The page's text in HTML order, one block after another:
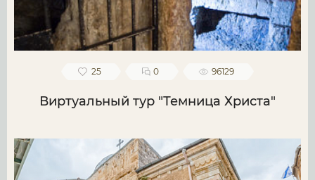
25 0 96129
Виртуальный тур "Темница Христа"